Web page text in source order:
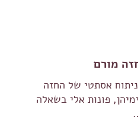
מורם
אסתטי של החזה
פונות אלי בשאלה